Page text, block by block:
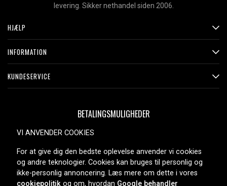
levering. Sikker nethandel siden 2006.
HJÆLP
INFORMATION
KUNDESERVICE
BETALINGSMULIGHEDER
LEVERINGSMULIGHEDER
VI ANVENDER COOKIES
For at give dig den bedste oplevelse anvender vi cookies
og andre teknologier. Cookies kan bruges til personlig og
ikke-personlig annoncering. Læs mere om dette i vores
cookiepolitik og om, hvordan Google behandler